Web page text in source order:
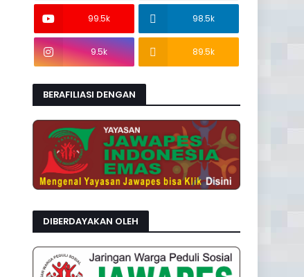
99.5k 98.5k
9.5k 89.5k
BERAFILIASI DENGAN
DIBERDAYAKAN OLEH